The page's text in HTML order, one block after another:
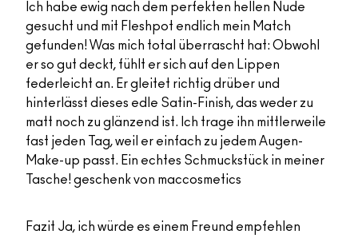
Ich habe ewig nach dem perfekten hellen Nude
gesucht und mit Fleshpot endlich mein Match
gefunden! Was mich total überrascht hat: Obwohl
er so gut deckt, fühlt er sich auf den Lippen
federleicht an. Er gleitet richtig drüber und
hinterlässt dieses edle Satin-Finish, das weder zu
matt noch zu glänzend ist. Ich trage ihn mittlerweile
fast jeden Tag, weil er einfach zu jedem Augen-
Make-up passt. Ein echtes Schmuckstück in meiner
Tasche! geschenk von maccosmetics
Fazit Ja, ich würde es einem Freund empfehlen